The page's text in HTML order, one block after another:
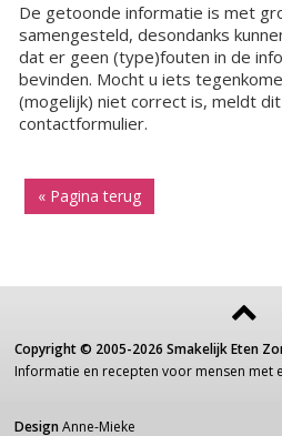
De getoonde informatie is met
samengesteld, desondanks
dat er geen (type)fouten in de
bevinden. Mocht u iets
(mogelijk) niet correct is, meldt
contactformulier.
« Pagina terug
Copyright © 2005-2026 Smakelijk Eten
Informatie en recepten voor mensen met
Design Anne-Mieke